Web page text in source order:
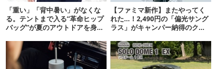
「重い」「背中暑い」がなくな
る。テントまで入る“革命ヒップ
バッグ”が夏のアウトドアを身軽
【ファミマ新作】またやってく
れた…！2,490円の「偏光サング
ラス」がキャンパー納得のクオ